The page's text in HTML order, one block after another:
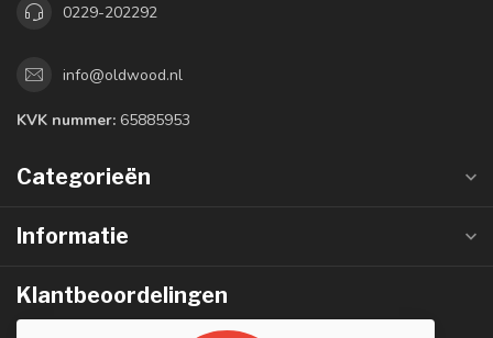
0229-202292
info@oldwood.nl
KVK nummer: 65885953
Categorieën
Informatie
Klantbeoordelingen